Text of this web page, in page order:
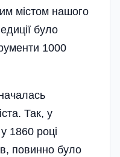
містом нашого
було
1000
Так, у
1860 році
повинно було